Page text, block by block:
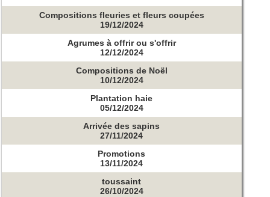
Compositions fleuries et fleurs coupées
19/12/2024
Agrumes à offrir ou s'offrir
12/12/2024
Compositions de Noël
10/12/2024
Plantation haie
05/12/2024
Arrivée des sapins
27/11/2024
Promotions
13/11/2024
toussaint
26/10/2024